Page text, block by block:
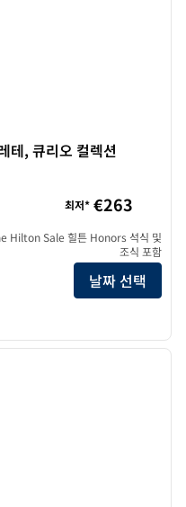
테, 큐리오 컬렉션
큐리오 컬렉션 바이 힐튼의 호
최저* €263
Hilton Sale 힐튼 Honors 석식 및
조식 포함
날짜 선택
1/11
다음